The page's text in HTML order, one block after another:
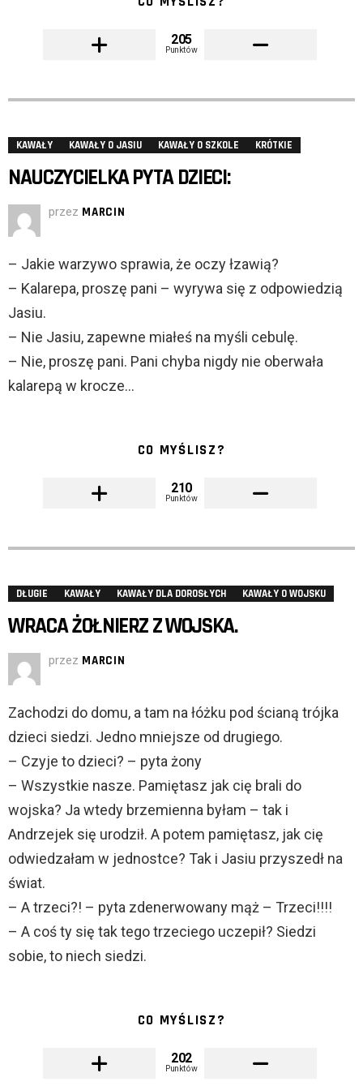
205
Punktów
KAWAŁY KAWAŁY O JASIU KAWAŁY O SZKOLE KRÓTKIE
NAUCZYCIELKA PYTA DZIECI:
przez MARCIN
– Jakie warzywo sprawia, że oczy łzawią?
– Kalarepa, proszę pani – wyrywa się z odpowiedzią
Jasiu.
– Nie Jasiu, zapewne miałeś na myśli cebulę.
– Nie, proszę pani. Pani chyba nigdy nie oberwała
kalarepą w krocze…
CO MYŚLISZ?
210
Punktów
DŁUGIE KAWAŁY KAWAŁY DLA DOROSŁYCH KAWAŁY O WOJSKU
WRACA ŻOŁNIERZ Z WOJSKA.
przez MARCIN
Zachodzi do domu, a tam na łóżku pod ścianą trójka
dzieci siedzi. Jedno mniejsze od drugiego.
– Czyje to dzieci? – pyta żony
– Wszystkie nasze. Pamiętasz jak cię brali do
wojska? Ja wtedy brzemienna byłam – tak i
Andrzejek się urodził. A potem pamiętasz, jak cię
odwiedzałam w jednostce? Tak i Jasiu przyszedł na
świat.
– A trzeci?! – pyta zdenerwowany mąż – Trzeci!!!!
– A coś ty się tak tego trzeciego uczepił? Siedzi
sobie, to niech siedzi.
CO MYŚLISZ?
202
Punktów